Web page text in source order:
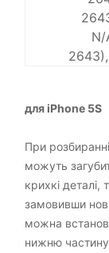
N/
для iPhone 5S
При
можуть
крихкі деталі,
замовивши
можна
нижню